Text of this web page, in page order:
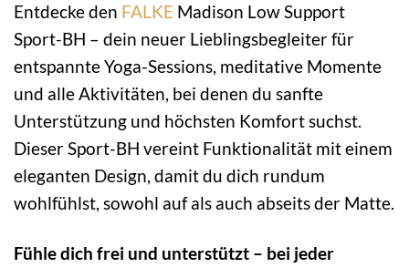
Entdecke den FALKE Madison Low Support
Sport-BH – dein neuer Lieblingsbegleiter für
entspannte Yoga-Sessions, meditative Momente
und alle Aktivitäten, bei denen du sanfte
Unterstützung und höchsten Komfort suchst.
Dieser Sport-BH vereint Funktionalität mit einem
eleganten Design, damit du dich rundum
wohlfühlst, sowohl auf als auch abseits der Matte.
Fühle dich frei und unterstützt – bei jeder